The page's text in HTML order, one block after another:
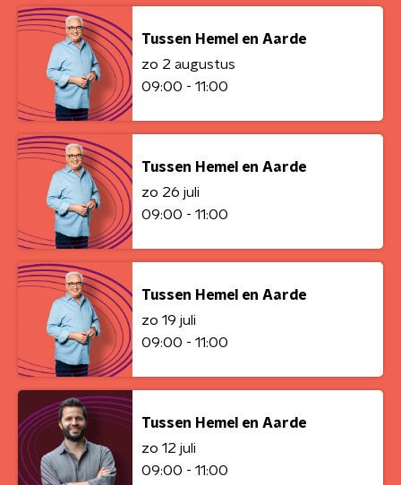
Tussen Hemel en Aarde
zo 2 augustus
09:00 - 11:00
Tussen Hemel en Aarde
zo 26 juli
09:00 - 11:00
Tussen Hemel en Aarde
zo 19 juli
09:00 - 11:00
Tussen Hemel en Aarde
zo 12 juli
09:00 - 11:00